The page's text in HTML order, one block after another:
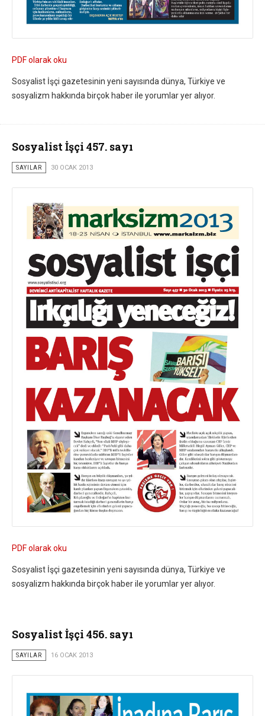
PDF olarak oku
Sosyalist İşçi gazetesinin yeni sayısında dünya, Türkiye ve
sosyalizm hakkında birçok haber ile yorumlar yer alıyor.
Sosyalist İşçi 457. sayı
SAYILAR 30 OCAK 2013
PDF olarak oku
Sosyalist İşçi gazetesinin yeni sayısında dünya, Türkiye ve
sosyalizm hakkında birçok haber ile yorumlar yer alıyor.
Sosyalist İşçi 456. sayı
SAYILAR 16 OCAK 2013